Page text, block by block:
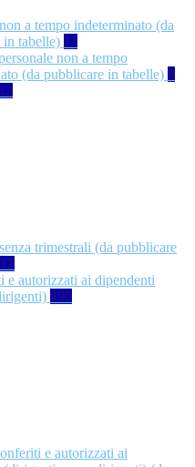
a tempo indeterminato (da
in tabelle) 11
non a tempo
(da pubblicare in tabelle) 8
12
trimestrali (da pubblicare
12
e autorizzati ai dipendenti
490
e autorizzati ai